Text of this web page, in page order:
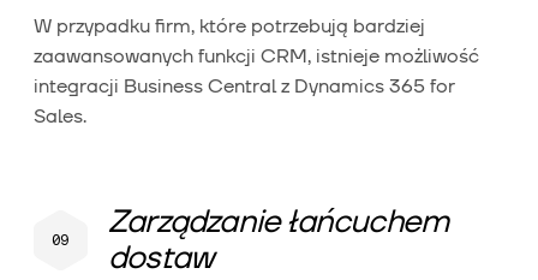
W przypadku firm, które potrzebują bardziej
zaawansowanych funkcji CRM, istnieje możliwość
integracji Business Central z Dynamics 365 for
Sales.
Zarządzanie łańcuchem
dostaw